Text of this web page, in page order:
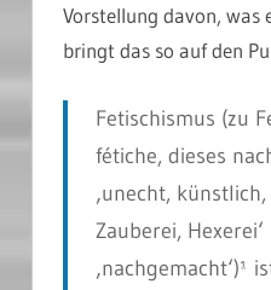
Vorstellung davon, was
bringt das so auf den
Fetischismus (zu
fétiche, dieses
‚unecht,
Zauberei,
‚nachgemacht‘)¹